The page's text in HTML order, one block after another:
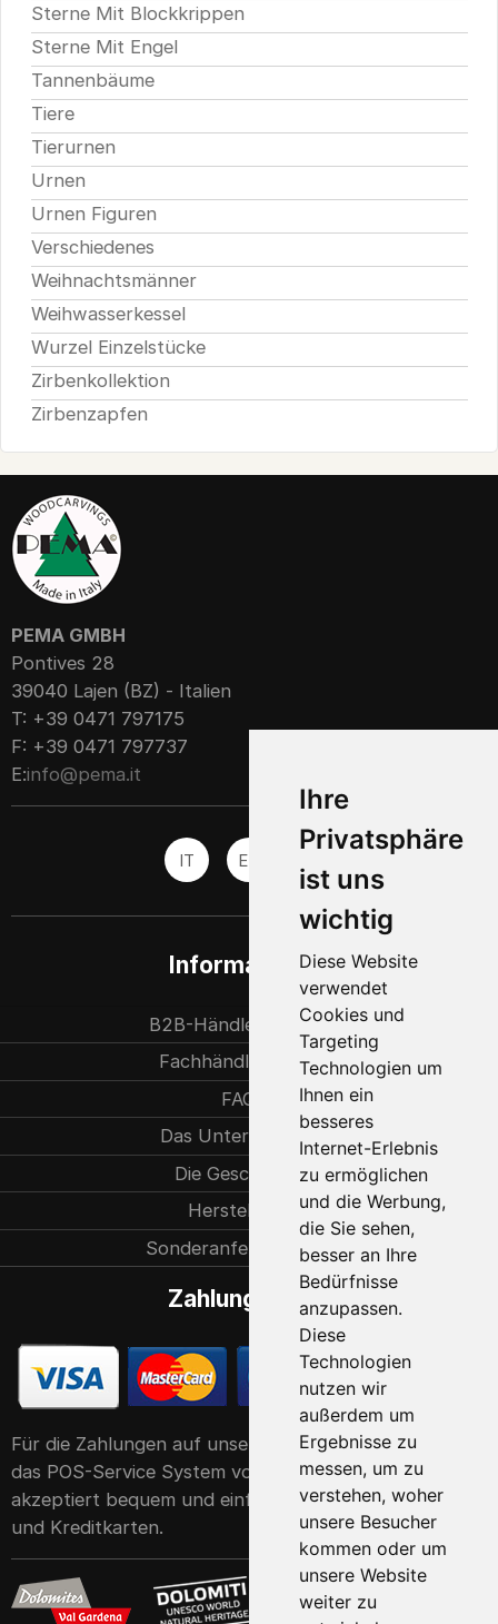
Ihre
Privatsphäre
ist uns
wichtig
Diese Website
verwendet
Cookies und
Targeting
Technologien um
Ihnen ein
besseres
Internet-Erlebnis
zu ermöglichen
und die Werbung,
die Sie sehen,
besser an Ihre
Bedürfnisse
anzupassen.
Diese
Technologien
nutzen wir
außerdem um
Ergebnisse zu
messen, um zu
verstehen, woher
unsere Besucher
kommen oder um
unsere Website
weiter zu
Sterne Mit Blockkrippen
Sterne Mit Engel
Tannenbäume
Tiere
Tierurnen
Urnen
Urnen Figuren
Verschiedenes
Weihnachtsmänner
Weihwasserkessel
Wurzel Einzelstücke
Zirbenkollektion
Zirbenzapfen
PEMA GMBH
Pontives 28
39040 Lajen (BZ) - Italien
T: +39 0471 797175
F: +39 0471 797737
E:info@pema.it
IT EN
Informationen
B2B-Händlerpartner
Fachhändlersuche
FAQ
Das Unternehmen
Die Geschichte
Herstellung
Sonderanfertigungen
Zahlungsarten
Für die Zahlungen auf unserer Website verwenden wir
das POS-Service System von der Raiffeisen Bank. Er
akzeptiert bequem und einfach alle gängigen Debit-
und Kreditkarten.